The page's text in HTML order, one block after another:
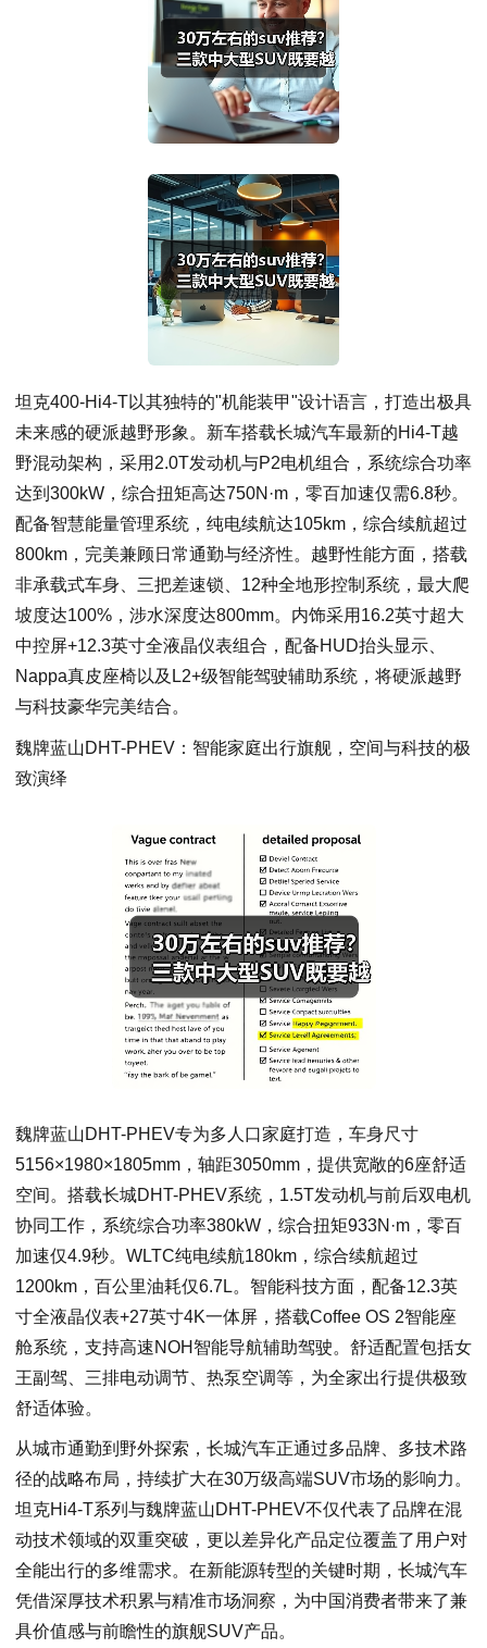
坦克400-Hi4-T以其独特的"机能装甲"设计语言，打造出极具
未来感的硬派越野形象。新车搭载长城汽车最新的Hi4-T越
野混动架构，采用2.0T发动机与P2电机组合，系统综合功率
达到300kW，综合扭矩高达750N·m，零百加速仅需6.8秒。
配备智慧能量管理系统，纯电续航达105km，综合续航超过
800km，完美兼顾日常通勤与经济性。越野性能方面，搭载
非承载式车身、三把差速锁、12种全地形控制系统，最大爬
坡度达100%，涉水深度达800mm。内饰采用16.2英寸超大
中控屏+12.3英寸全液晶仪表组合，配备HUD抬头显示、
Nappa真皮座椅以及L2+级智能驾驶辅助系统，将硬派越野
与科技豪华完美结合。
魏牌蓝山DHT-PHEV：智能家庭出行旗舰，空间与科技的极
致演绎
魏牌蓝山DHT-PHEV专为多人口家庭打造，车身尺寸
5156×1980×1805mm，轴距3050mm，提供宽敞的6座舒适
空间。搭载长城DHT-PHEV系统，1.5T发动机与前后双电机
协同工作，系统综合功率380kW，综合扭矩933N·m，零百
加速仅4.9秒。WLTC纯电续航180km，综合续航超过
1200km，百公里油耗仅6.7L。智能科技方面，配备12.3英
寸全液晶仪表+27英寸4K一体屏，搭载Coffee OS 2智能座
舱系统，支持高速NOH智能导航辅助驾驶。舒适配置包括女
王副驾、三排电动调节、热泵空调等，为全家出行提供极致
舒适体验。
从城市通勤到野外探索，长城汽车正通过多品牌、多技术路
径的战略布局，持续扩大在30万级高端SUV市场的影响力。
坦克Hi4-T系列与魏牌蓝山DHT-PHEV不仅代表了品牌在混
动技术领域的双重突破，更以差异化产品定位覆盖了用户对
全能出行的多维需求。在新能源转型的关键时期，长城汽车
凭借深厚技术积累与精准市场洞察，为中国消费者带来了兼
具价值感与前瞻性的旗舰SUV产品。